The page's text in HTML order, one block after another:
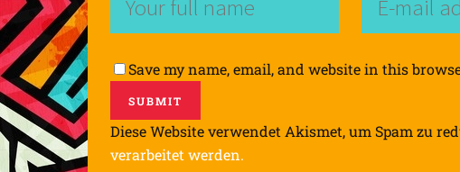
Save my name, email, and website in this
Diese Website verwendet Akismet, um Spam zu
verarbeitet werden.